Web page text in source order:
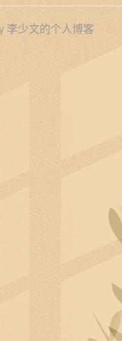
李少文的个人博客